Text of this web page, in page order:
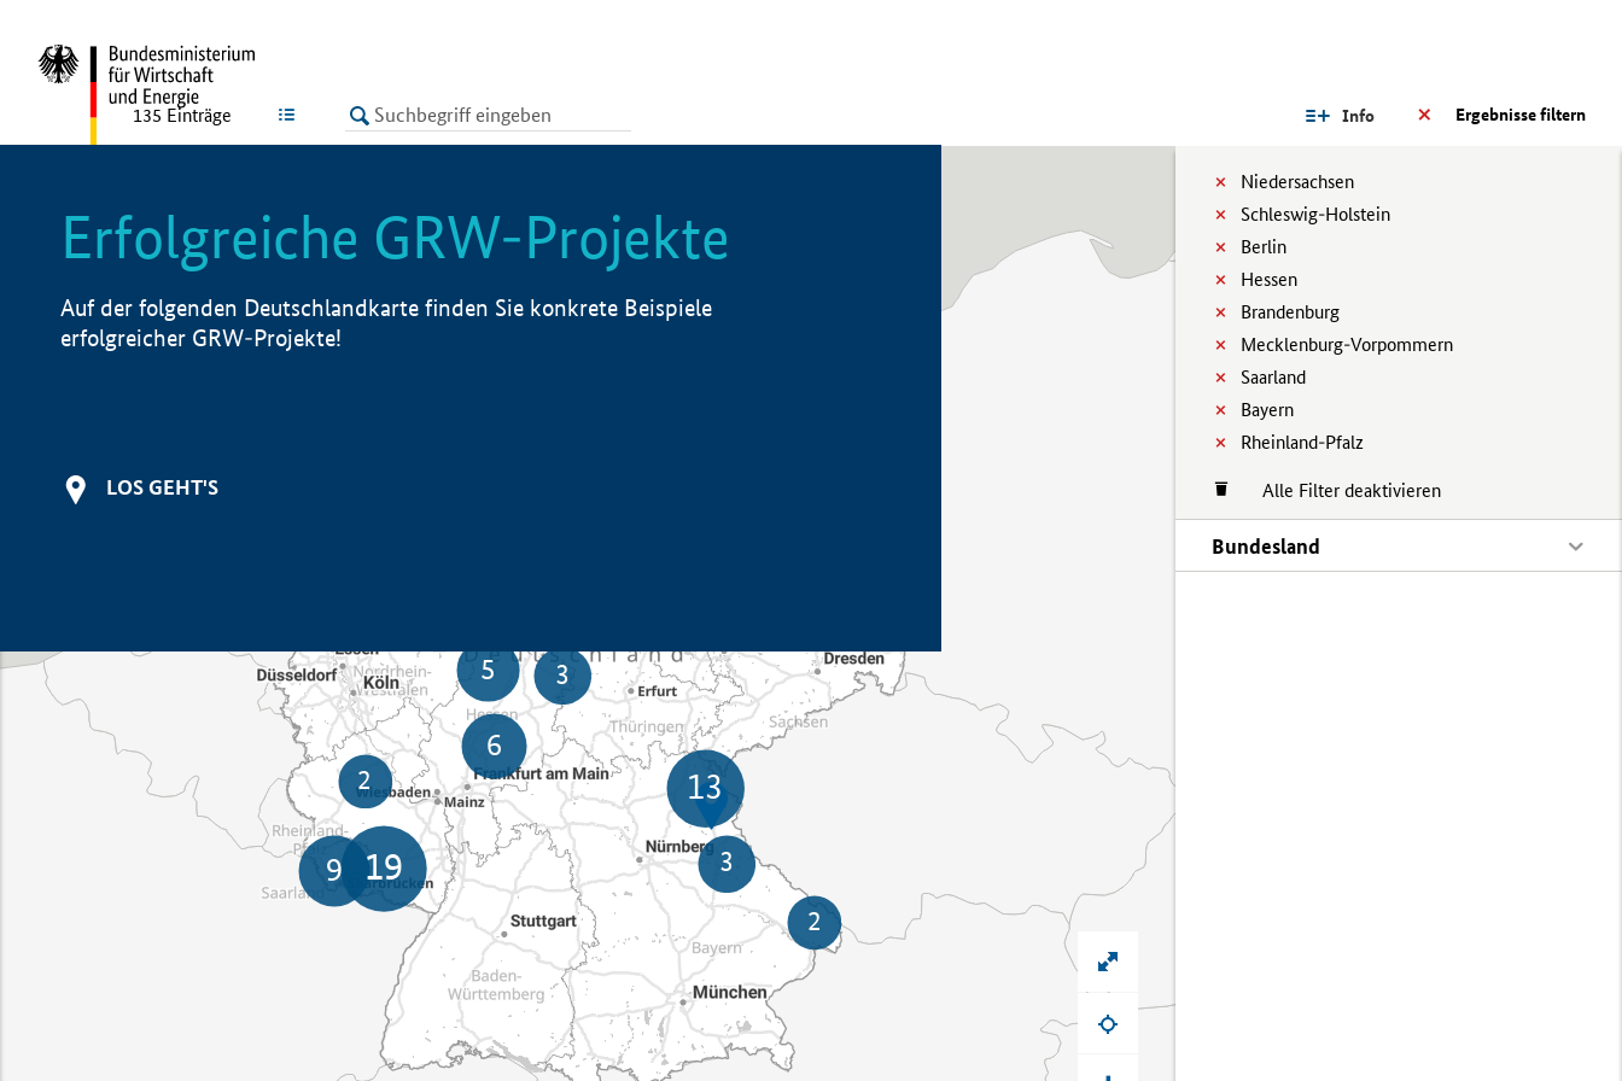
LISTE Ergebnisse filtern
Info
Niedersachsen
Schleswig-Holstein
Berlin
Hessen
Brandenburg
Mecklenburg-Vorpommern
Saarland
Bayern
Rheinland-Pfalz
Alle Filter deaktivieren
Bundesland
135 Einträge
Erfolgreiche GRW-Projekte
Auf der folgenden Deutschlandkarte finden Sie konkrete Beispiele
erfolgreicher GRW-Projekte!
LOS GEHT'S